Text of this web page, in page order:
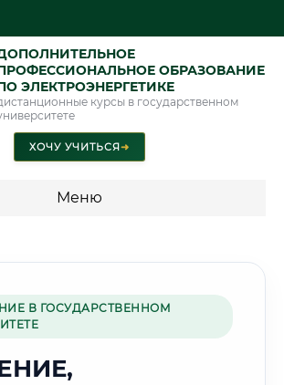
ОБРАЗОВАНИЕ
ЭЛЕКТРОЭНЕРГЕТИКЕ
курсы в государственном
ХОЧУ УЧИТЬСЯ➜
Меню
🐻
В ГОСУДАРСТВЕННОМ